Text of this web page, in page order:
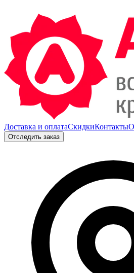
Доставка и оплатаСкидкиКонтакты
Отследить заказ